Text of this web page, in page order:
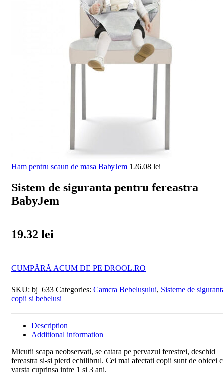
Ham pentru scaun de masa BabyJem 126.08 lei
Sistem de siguranta pentru fereastra
BabyJem
19.32 lei
CUMPĂRĂ ACUM DE PE DROOL.RO
SKU: bj_633 Categories: Camera Bebelușului, Sisteme de
copii si bebelusi
Description
Additional information
Micutii scapa neobservati, se catara pe pervazul ferestrei, deschid
fereastra si-si pierd echilibrul. Cei mai afectati copii sunt de obicei
varsta cuprinsa intre 1 si 3 ani.